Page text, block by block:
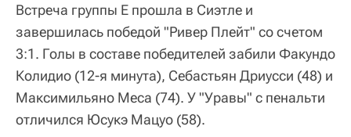
Встреча группы E прошла в Сиэтле и
завершилась победой "Ривер Плейт" со счетом
3:1. Голы в составе победителей забили Факундо
Колидио (12-я минута), Себастьян Дриусси (48) и
Максимильяно Меса (74). У "Уравы" с пенальти
отличился Юсукэ Мацуо (58).